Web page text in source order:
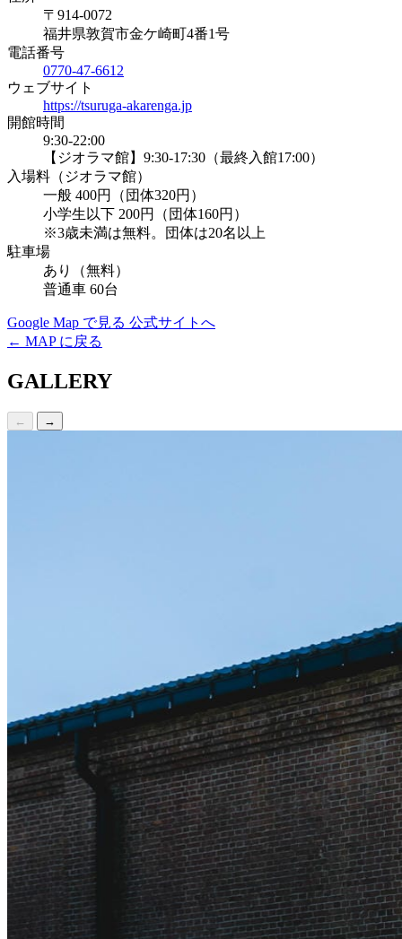
〒914-0072
福井県敦賀市金ケ崎町4番1号
電話番号
0770-47-6612
ウェブサイト
https://tsuruga-akarenga.jp
開館時間
9:30-22:00
【ジオラマ館】9:30-17:30（最終入館17:00）
入場料（ジオラマ館）
一般 400円（団体320円）
小学生以下 200円（団体160円）
※3歳未満は無料。団体は20名以上
駐車場
あり（無料）
普通車 60台
Google Map で見る 公式サイトへ
← MAP に戻る
GALLERY
← →